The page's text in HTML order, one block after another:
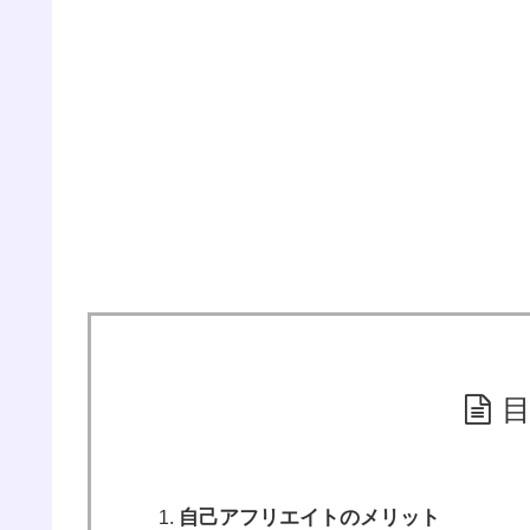
自己アフリエイトのメリット